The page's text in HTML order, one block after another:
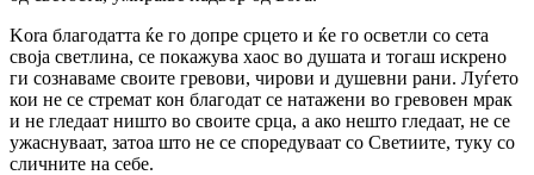
Kora благодатта ќе го допре срцето и ќе го осветли co сета
своја светлина, се покажува хаос во душата и тогаш искрено
ги сознаваме своите гревови, чирови и душевни рани. Луѓето
кои не се стремат кон благодат се натажени во гревовен мрак
и не гледаат ништо во своите срца, a ако нешто гледаат, не се
ужаснуваат, затоа што не се споредуваат co Светиите, туку co
сличните на себе.